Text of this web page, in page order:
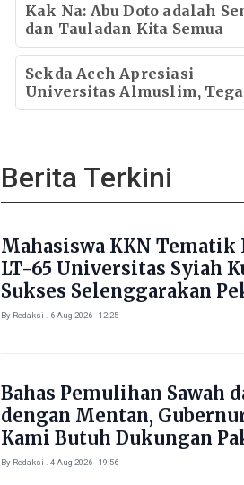
Kak Na: Abu Doto adalah
dan Tauladan Kita Semua
Sekda Aceh Apresiasi
Universitas Almuslim,
Mahasiswa Berorganisasi
Berita Terkini
Mahasiswa KKN Tematik
LT-65 Universitas Syiah
Sukses Selenggarakan
Literasi di Gampong
By Redaksi . 6 Aug 2026 - 12:25
Bahas Pemulihan Sawah
dengan Mentan,
Kami Butuh Dukungan
By Redaksi . 4 Aug 2026 - 19:56